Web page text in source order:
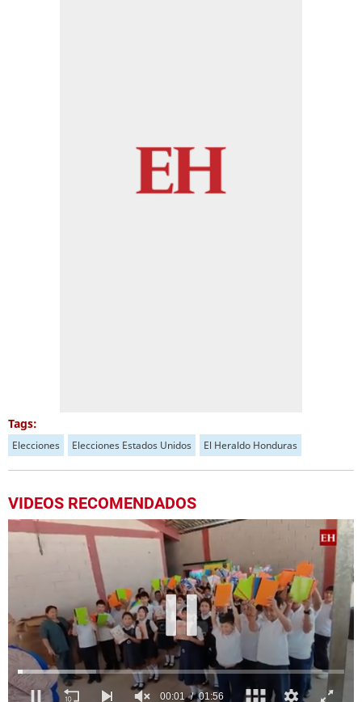
Tags:
Elecciones Elecciones Estados Unidos El Heraldo Honduras
VIDEOS RECOMENDADOS